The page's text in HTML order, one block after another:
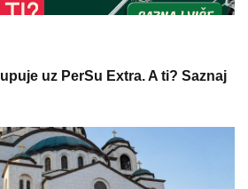
uz PerSu Extra. A ti? Saznaj